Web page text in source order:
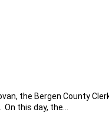
the Bergen County
this day, the…